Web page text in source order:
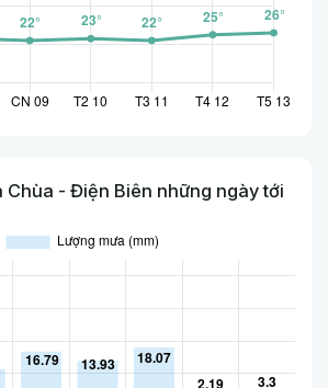
Chùa - Điện Biên những ngày tới